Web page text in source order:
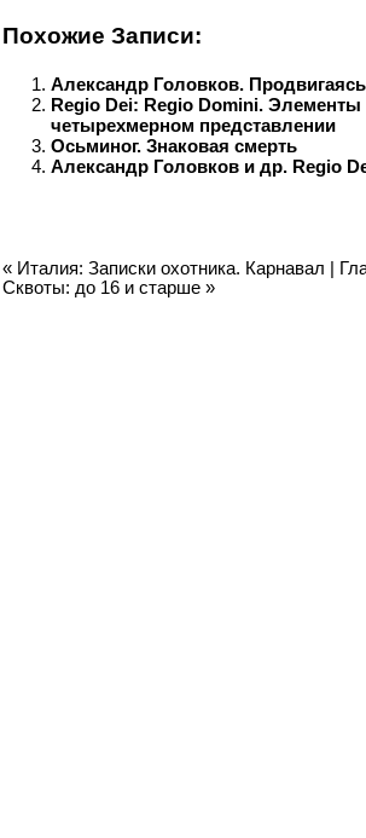
Похожие Записи:
Александр Головков.
Regio Dei: Regio Domini. Элементы
четырехмерном представлении
Осьминог. Знаковая смерть
Александр Головков и др. Regio
« Италия: Записки охотника. Карнавал |
Сквоты: до 16 и старше »